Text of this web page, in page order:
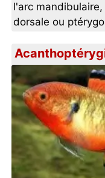
l'arc
dorsale ou